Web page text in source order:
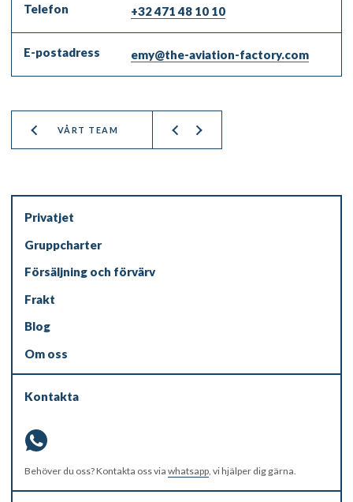
Telefon +32 471 48 10 10
E-postadress emy@the-aviation-factory.com
VÅRT TEAM
Privatjet
Gruppcharter
Försäljning och förvärv
Frakt
Blog
Om oss
Kontakta
Behöver du oss? Kontakta oss via whatsapp, vi hjälper dig gärna.